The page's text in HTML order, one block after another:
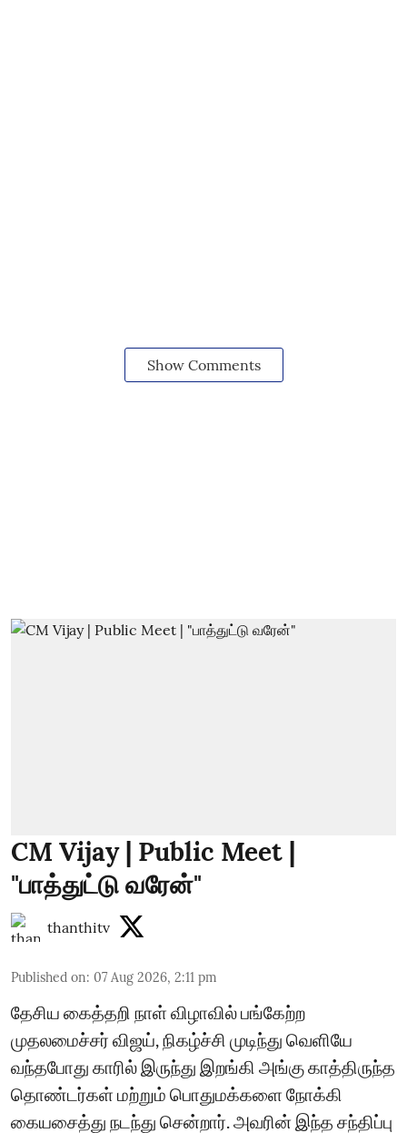
Show Comments
CM Vijay | Public Meet |
"பாத்துட்டு வரேன்"
thanthitv
Published on: 07 Aug 2026, 2:11 pm
தேசிய கைத்தறி நாள் விழாவில் பங்கேற்ற
முதலமைச்சர் விஜய், நிகழ்ச்சி முடிந்து வெளியே
வந்தபோது காரில் இருந்து இறங்கி அங்கு காத்திருந்த
தொண்டர்கள் மற்றும் பொதுமக்களை நோக்கி
கையசைத்து நடந்து சென்றார். அவரின் இந்த சந்திப்பு